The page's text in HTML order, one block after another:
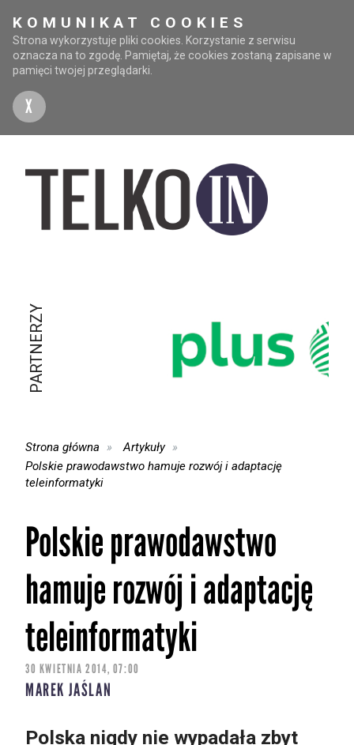
KOMUNIKAT COOKIES
Strona wykorzystuje pliki cookies. Korzystanie z serwisu
oznacza na to zgodę. Pamiętaj, że cookies zostaną zapisane w
pamięci twojej przeglądarki.
X
PARTNERZY
Strona główna
Artykuły
Polskie prawodawstwo hamuje rozwój i adaptację
teleinformatyki
Polskie prawodawstwo
hamuje rozwój i adaptację
teleinformatyki
30 KWIETNIA 2014, 07:00
MAREK JAŚLAN
Polska nigdy nie wypadała zbyt